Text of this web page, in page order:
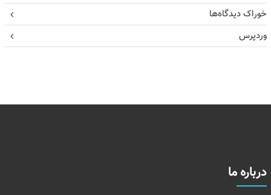
خوراک دیدگاه‌ها
وردپرس
درباره ما